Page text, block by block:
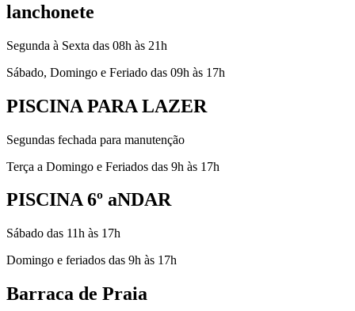
lanchonete
Segunda à Sexta das 08h às 21h
Sábado, Domingo e Feriado das 09h às 17h
PISCINA PARA LAZER
Segundas fechada para manutenção
Terça a Domingo e Feriados das 9h às 17h
PISCINA 6º aNDAR
Sábado das 11h às 17h
Domingo e feriados das 9h às 17h
Barraca de Praia